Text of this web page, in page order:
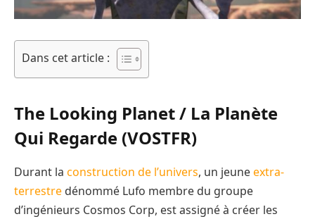
Dans cet article :
The Looking Planet / La Planète
Qui Regarde (VOSTFR)
Durant la construction de l’univers, un jeuneextra-
terrestre dénommé Lufo membre du groupe
d’ingénieurs Cosmos Corp, est assigné à créer les